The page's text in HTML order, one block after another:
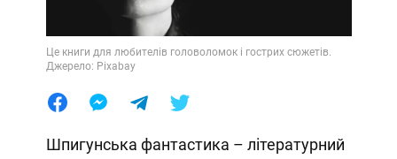
Це книги для любителів головоломок і гострих сюжетів.
Джерело: Pixabay
Шпигунська фантастика – літературний